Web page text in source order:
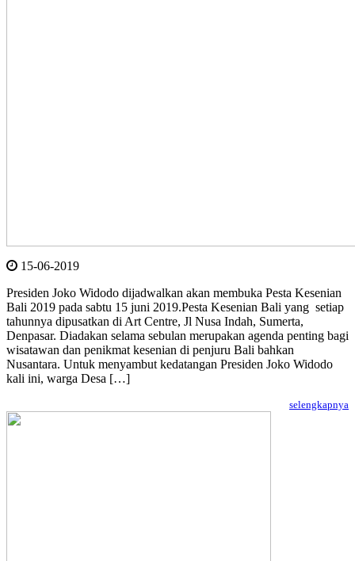
15-06-2019
Presiden Joko Widodo dijadwalkan akan membuka Pesta Kesenian
Bali 2019 pada sabtu 15 juni 2019.Pesta Kesenian Bali yang setiap
tahunnya dipusatkan di Art Centre, Jl Nusa Indah, Sumerta,
Denpasar. Diadakan selama sebulan merupakan agenda penting bagi
wisatawan dan penikmat kesenian di penjuru Bali bahkan
Nusantara. Untuk menyambut kedatangan Presiden Joko Widodo
kali ini, warga Desa […]
selengkapnya